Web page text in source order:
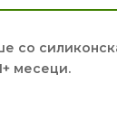
со
месеци.